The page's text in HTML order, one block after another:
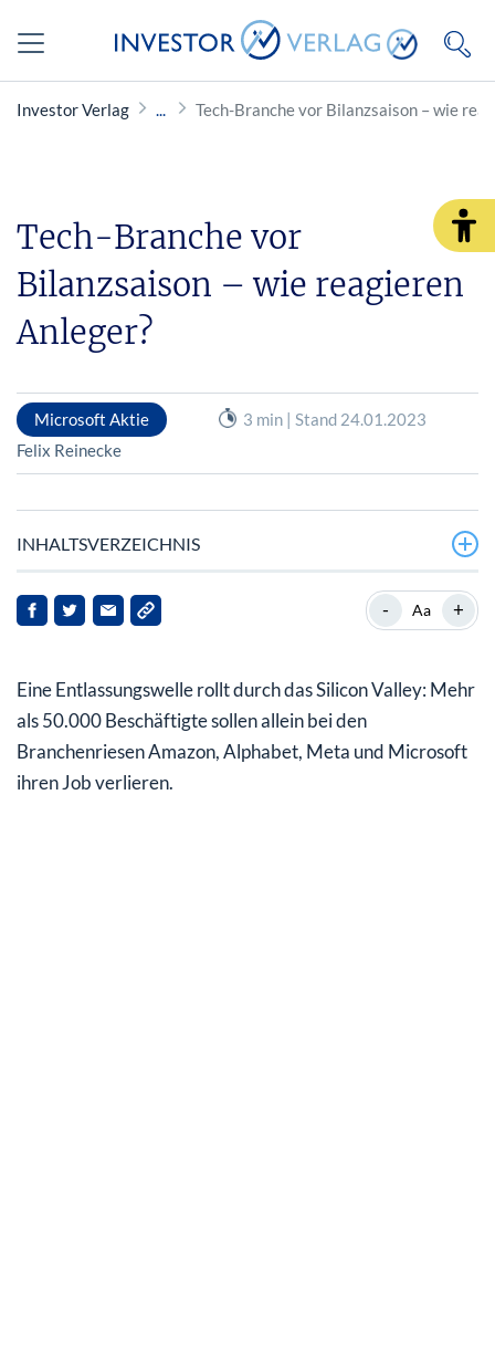
Investor Verlag Tech-Branche vor Bilanzsaison – wie
Tech-Branche vor
Bilanzsaison – wie reagieren
Anleger?
Microsoft Aktie
3 min | Stand 24.01.2023
Felix Reinecke
INHALTSVERZEICHNIS
Corona-Sonderkonjunktur abgeflaut
… und entlässt nun besonders viele Mitarbeiter
Fehlerhafte Personalplanung während Pandemie?
Quartalszahlen voraus – Offenbarungen bis Anfang
- Aa +
Eine Entlassungswelle rollt durch das Silicon Valley: Mehr
als 50.000 Beschäftigte sollen allein bei den
Branchenriesen Amazon, Alphabet, Meta und Microsoft
ihren Job verlieren.